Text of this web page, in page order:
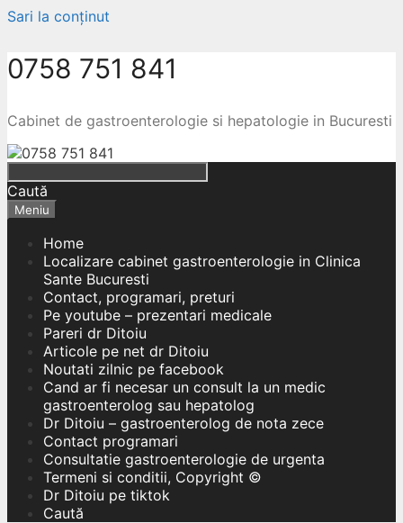
Sari la conținut
0758 751 841
Cabinet de gastroenterologie si hepatologie in Bucuresti
Caută
Meniu
Home
Localizare cabinet gastroenterologie in Clinica
Sante Bucuresti
Contact, programari, preturi
Pe youtube – prezentari medicale
Pareri dr Ditoiu
Articole pe net dr Ditoiu
Noutati zilnic pe facebook
Cand ar fi necesar un consult la un medic
gastroenterolog sau hepatolog
Dr Ditoiu – gastroenterolog de nota zece
Contact programari
Consultatie gastroenterologie de urgenta
Termeni si conditii, Copyright ©
Dr Ditoiu pe tiktok
Caută